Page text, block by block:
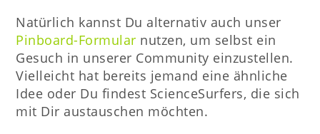
Natürlich kannst Du alternativ auch unser
Pinboard-Formular nutzen, um selbst ein
Gesuch in unserer Community einzustellen.
Vielleicht hat bereits jemand eine ähnliche
Idee oder Du findest ScienceSurfers, die sich
mit Dir austauschen möchten.